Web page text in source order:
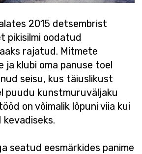
2015 detsembrist
pikisilmi oodatud
rajatud. Mitmete
klubi oma panuse toel
seisu, kus täiuslikust
puudu kunstmuruväljaku
on võimalik lõpuni viia kui
seatud eesmärkides panime